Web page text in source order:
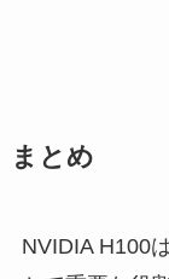
まとめ
NVIDIA H100